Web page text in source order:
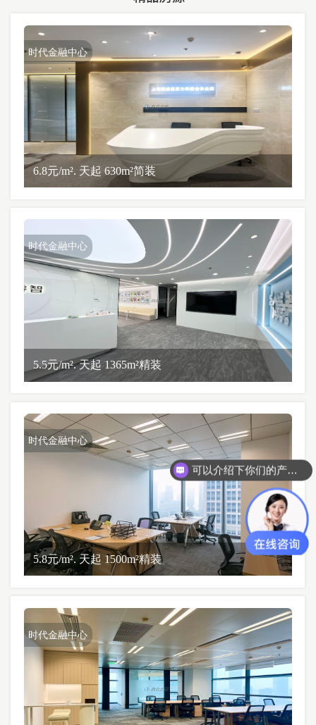
时代金融中心
6.8元/m². 天起 630m²简装
时代金融中心
5.5元/m². 天起 1365m²精装
时代金融中心
5.8元/m². 天起 1500m²精装
时代金融中心
可以介绍下你们的产品么？